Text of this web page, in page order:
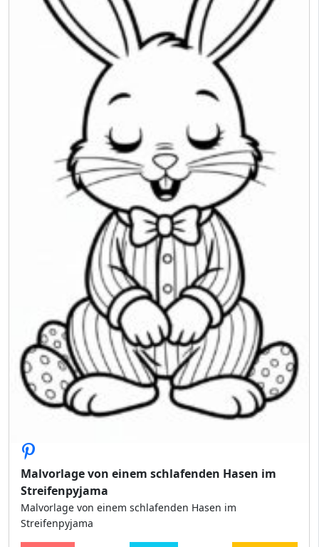
Malvorlage von einem schlafenden Hasen im
Streifenpyjama
Malvorlage von einem schlafenden Hasen im
Streifenpyjama